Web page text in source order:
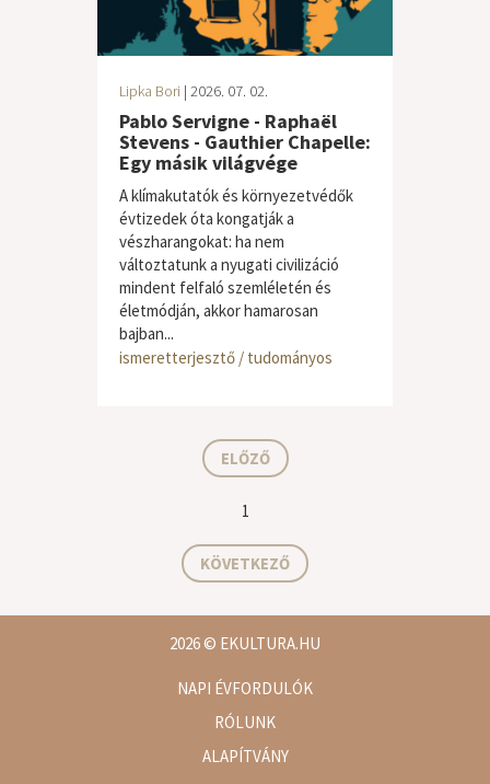
Lipka Bori | 2026. 07. 02.
Pablo Servigne - Raphaël
Stevens - Gauthier Chapelle:
Egy másik világvége
A klímakutatók és környezetvédők
évtizedek óta kongatják a
vészharangokat: ha nem
változtatunk a nyugati civilizáció
mindent felfaló szemléletén és
életmódján, akkor hamarosan
bajban...
ismeretterjesztő / tudományos
ELŐZŐ
1
KÖVETKEZŐ
2026© EKULTURA.HU
NAPI ÉVFORDULÓK
RÓLUNK
ALAPÍTVÁNY